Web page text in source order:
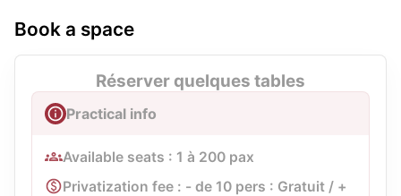
Book a space
Réserver quelques tables
Practical info
Available seats : 1 à 200 pax
Privatization fee : - de 10 pers : Gratuit / +